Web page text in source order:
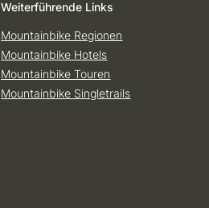
Weiterführende Links
Mountainbike Regionen
Mountainbike Hotels
Mountainbike Touren
Mountainbike Singletrails